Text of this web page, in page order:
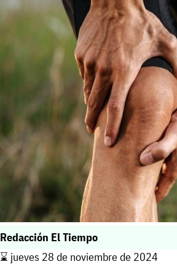
Redacción El Tiempo
⌛️ jueves 28 de noviembre de 2024